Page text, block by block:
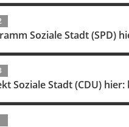
Soziale Stadt (SPD)
Soziale Stadt (CDU)